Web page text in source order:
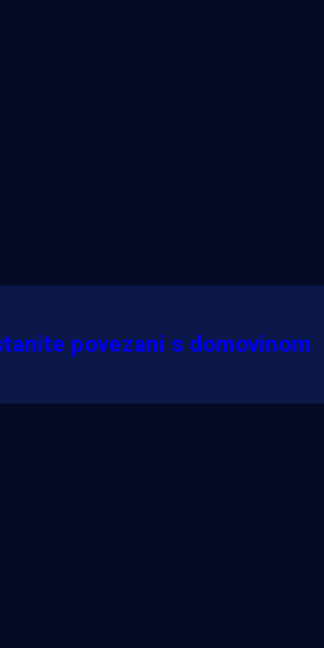
povezani s domovinom